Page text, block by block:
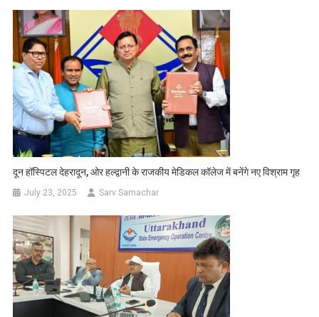
दून हॉस्पिटल देहरादून, ओर हल्द्वानी के राजकीय मेडिकल कॉलेज में बनेंगे नए विश्राम गृह
July 23, 2025 Sarv Samachar